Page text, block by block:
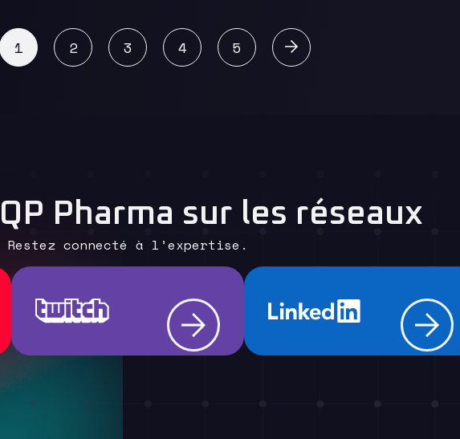
1 2 3 4 5 Suivant
Pharma sur les réseaux
Restez connecté à l’expertise.